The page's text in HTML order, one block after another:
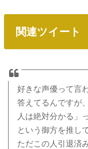
関連ツイート
好きな声優って言
答えてるんですが
人は絶対分かる」
という御方を推し
ただこの人引退済